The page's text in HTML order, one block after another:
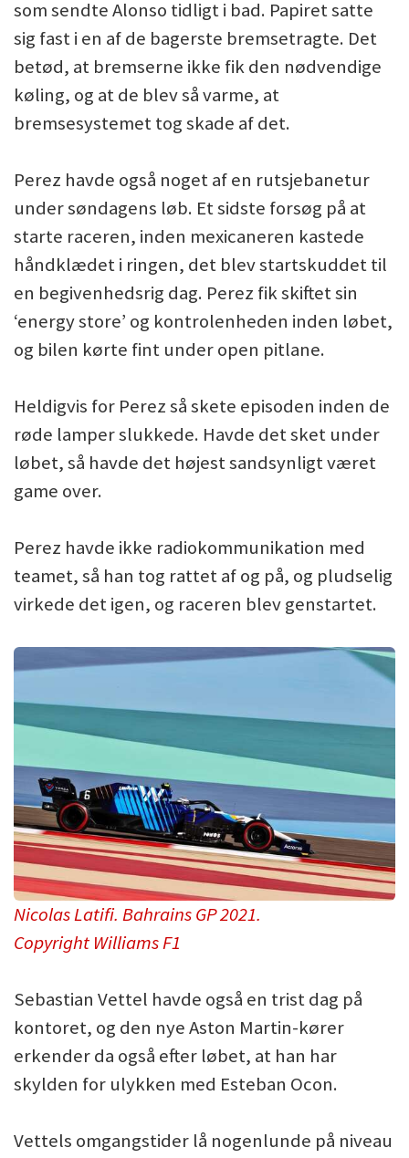
som sendte Alonso tidligt i bad. Papiret satte
sig fast i en af de bagerste bremsetragte. Det
betød, at bremserne ikke fik den nødvendige
køling, og at de blev så varme, at
bremsesystemet tog skade af det.
Perez havde også noget af en rutsjebanetur
under søndagens løb. Et sidste forsøg på at
starte raceren, inden mexicaneren kastede
håndklædet i ringen, det blev startskuddet til
en begivenhedsrig dag. Perez fik skiftet sin
‘energy store’ og kontrolenheden inden løbet,
og bilen kørte fint under open pitlane.
Heldigvis for Perez så skete episoden inden de
røde lamper slukkede. Havde det sket under
løbet, så havde det højest sandsynligt været
game over.
Perez havde ikke radiokommunikation med
teamet, så han tog rattet af og på, og pludselig
virkede det igen, og raceren blev genstartet.
Nicolas Latifi. Bahrains GP 2021.
Copyright Williams F1
Sebastian Vettel havde også en trist dag på
kontoret, og den nye Aston Martin-kører
erkender da også efter løbet, at han har
skylden for ulykken med Esteban Ocon.
Vettels omgangstider lå nogenlunde på niveau